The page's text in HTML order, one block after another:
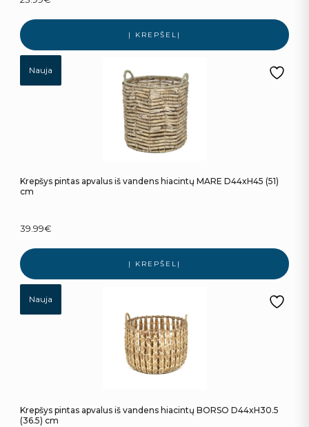
Į KREPŠELĮ
Nauja
Krepšys pintas apvalus iš vandens hiacintų MARE D44xH45 (51)
cm
39.99€
Į KREPŠELĮ
Nauja
Krepšys pintas apvalus iš vandens hiacintų BORSO D44xH30.5
(36.5) cm